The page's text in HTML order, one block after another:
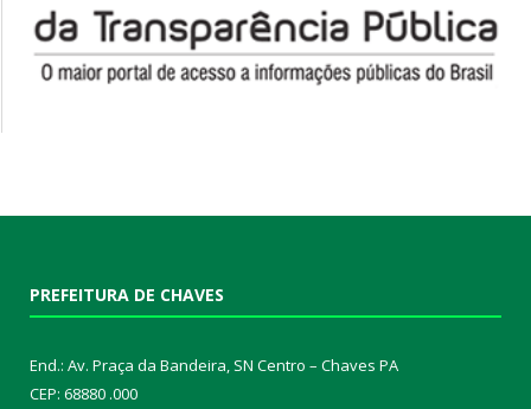
PREFEITURA DE CHAVES
End.: Av. Praça da Bandeira, SN Centro – Chaves PA
CEP: 68880 .000